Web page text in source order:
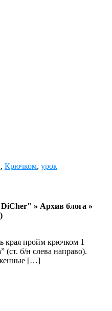
, Крючком, урок
» Архив блога »
края пройм крючком 1
(ст. б/н слева направо).
[…]